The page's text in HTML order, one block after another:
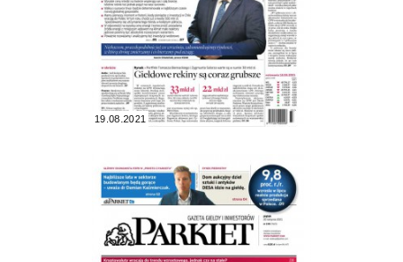
19.08.2021